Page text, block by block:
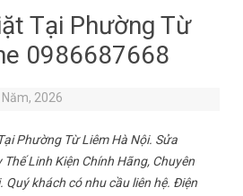
Tại Phường Từ
0986687668
2026
Phường Từ Liêm Hà Nội. Sửa
Linh Kiện Chính Hãng, Chuyên
Quý khách có nhu cầu liên hệ. Điện